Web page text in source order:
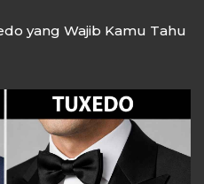
yang Wajib Kamu Tahu